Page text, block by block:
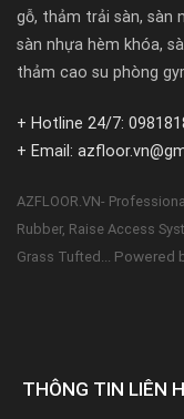
gỗ, thảm trải sàn, sàn
sàn nhựa hèm khóa,
thảm cao su phòng
+ Hotline 24/7:
+ Email:
AZFLOOR.VN-
Rubber, Raise Access
Grass Tufted... Powered
THÔNG TIN LIÊN